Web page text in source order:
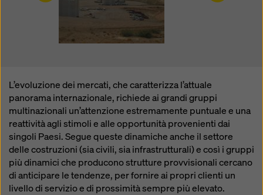
L’evoluzione dei mercati, che caratterizza l’attuale
panorama internazionale, richiede ai grandi gruppi
multinazionali un’attenzione estremamente puntuale e una
reattività agli stimoli e alle opportunità provenienti dai
singoli Paesi. Segue queste dinamiche anche il settore
delle costruzioni (sia civili, sia infrastrutturali) e così i gruppi
più dinamici che producono strutture provvisionali cercano
di anticipare le tendenze, per fornire ai propri clienti un
livello di servizio e di prossimità sempre più elevato.
modificando le vostreimpostazioni dei cookie
cliccando su impostazioni dei cookie in fondo a questo
sito web e utilizzando le caselle di controllo
corrispondenti. Potete revocare il vostro consenso in
in fondo a questo sito web.
Potete trovare ulteriori informazioni sui nostri cookie
nella nostra informativa sulla privacy. Vi offriamo
inoltre la possibilità di selezionare i vostri cookie
(impostazioni avanzate dei cookie).